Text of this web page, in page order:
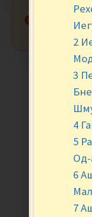
Нет в
2
3
4
5
6
7